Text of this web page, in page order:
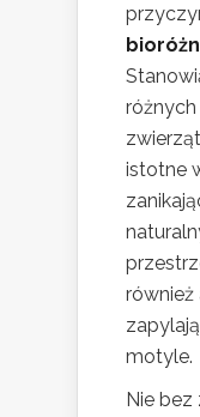
istotne
motyle.
Nie bez